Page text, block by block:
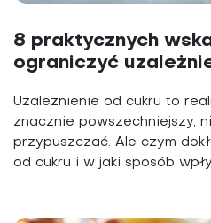
8 praktycznych
ograniczyć
Uzależnienie od cukru to
znacznie powszechniejszy,
przypuszczać. Ale czym
od cukru i w jaki sposób